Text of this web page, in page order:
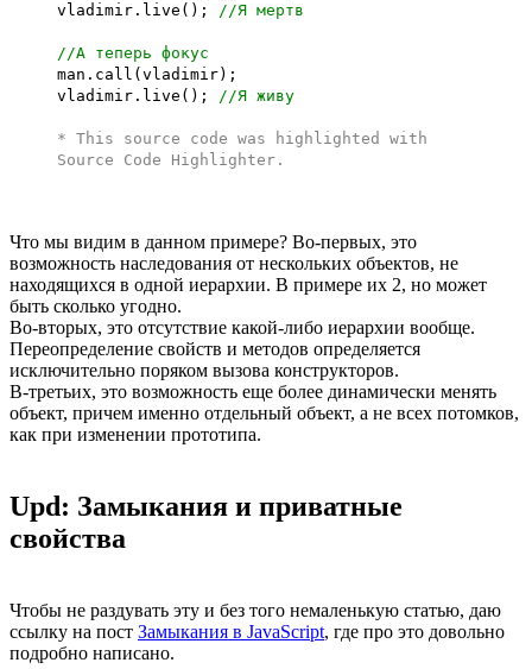
vladimir.live(); //Я мертв
//А теперь фокус
man.call(vladimir);
vladimir.live(); //Я живу
* This source code was highlighted with
Source Code Highlighter .
Что мы видим в данном примере? Во-первых, это
возможность наследования от нескольких объектов, не
находящихся в одной иерархии. В примере их 2, но может
быть сколько угодно.
Во-вторых, это отсутствие какой-либо иерархии вообще.
Переопределение свойств и методов определяется
исключительно поряком вызова конструкторов.
В-третьих, это возможность еще более динамически менять
объект, причем именно отдельный объект, а не всех потомков,
как при изменении прототипа.
Upd: Замыкания и приватные
свойства
Чтобы не раздувать эту и без того немаленькую статью, даю
ссылку на пост Замыкания в JavaScript, где про это довольно
подробно написано.